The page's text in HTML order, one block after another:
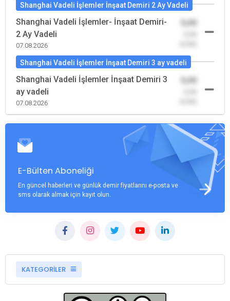
Shanghai Vadeli İşlemler İnşaat Demiri 2 Ay Vadeli
Shanghai Vadeli İşlemler- İnşaat Demiri-
2 Ay Vadeli
07.08.2026
0,00
Shanghai Vadeli İşlemler İnşaat Demiri 3 ay vadeli
Shanghai Vadeli İşlemler İnşaat Demiri 3
ay vadeli
07.08.2026
0,00
E-Bülten Aboneliği
En güncel haberleri ve günlük demir fiyatlarını e-posta ve
sms olarak almak için kayıt olun.
KATEGORİLER